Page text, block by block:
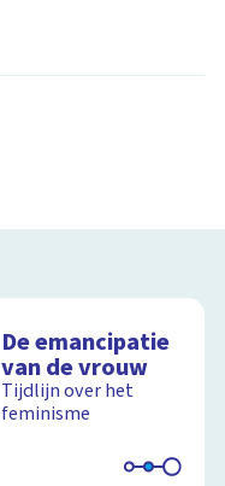
De emancipatie
van de vrouw
Tijdlijn over het
feminisme